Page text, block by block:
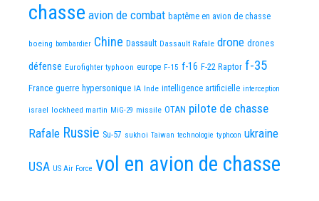
chasse avion de combat baptême en avion de chasse
boeing bombardier Chine Dassault Dassault Rafale drone drones
défense Eurofighter typhoon europe F-15 f-16 F-22 Raptor f-35
France guerre hypersonique IA Inde intelligence artificielle interception
israel lockheed martin MiG-29 missile OTAN pilote de chasse
Rafale Russie Su-57 sukhoi Taiwan technologie typhoon ukraine
USA US Air Force vol en avion de chasse